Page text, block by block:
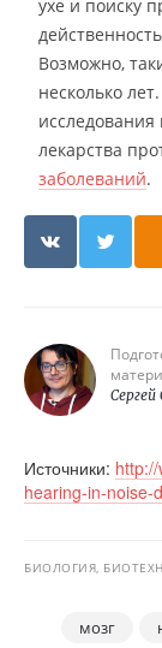
ухе и поиску
Возможно,
несколько
лекарства
заболеваний.
Источники:
hearing-in-noise-
БИОЛОГИЯ,
мозг